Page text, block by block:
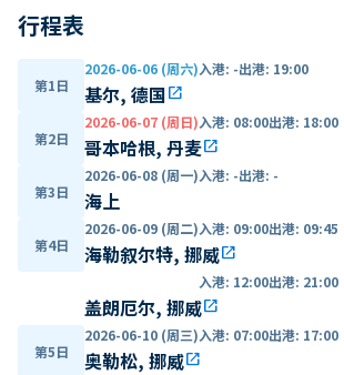
行程表
第1日
2026-06-06 (周六)入港: -出港: 19:00
基尔, 德国open_in_new
第2日
2026-06-07 (周日)入港: 08:00出港: 18:00
哥本哈根, 丹麦open_in_new
第3日
2026-06-08 (周一)入港: -出港: -
海上
第4日
2026-06-09 (周二)入港: 09:00出港: 09:45
海勒叙尔特, 挪威open_in_new
入港: 12:00出港: 21:00
盖朗厄尔, 挪威open_in_new
第5日
2026-06-10 (周三)入港: 07:00出港: 17:00
奥勒松, 挪威open_in_new